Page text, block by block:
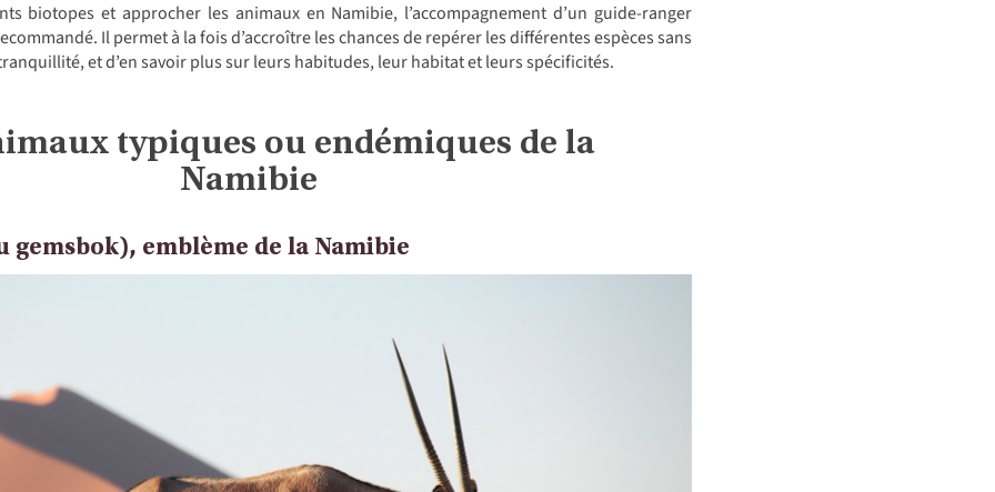
biotopes et approcher les animaux en Namibie, l’accompagnement d’un guide-ranger
Il permet à la fois d’accroître les chances de repérer les différentes espèces sans
et d’en savoir plus sur leurs habitudes, leur habitat et leurs spécificités.
typiques ou endémiques de la
Namibie
gemsbok), emblème de la Namibie